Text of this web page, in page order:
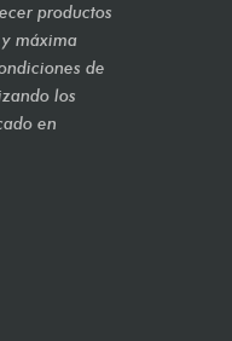
productos
máxima
de
los
en